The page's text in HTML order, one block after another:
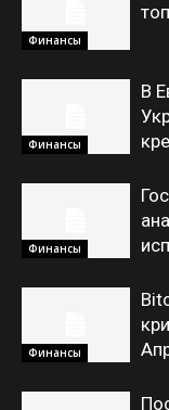
Финансы
Финансы
В
Финансы
Финансы